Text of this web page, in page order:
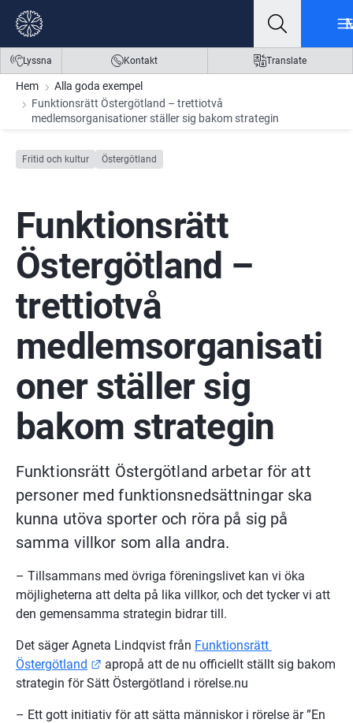
Gå till innehåll
Gå till meny
Gå till sidfot
Lyssna Kontakt Translate
Hem
Alla goda exempel
Funktionsrätt Östergötland – trettiotvå
medlemsorganisationer ställer sig bakom strategin
Fritid och kultur Östergötland
Funktionsrätt
Östergötland –
trettiotvå
medlemsorganisati
oner ställer sig
bakom strategin
Funktionsrätt Östergötland arbetar för att
personer med funktionsnedsättningar ska
kunna utöva sporter och röra på sig på
samma villkor som alla andra.
– Tillsammans med övriga föreningslivet kan vi öka
möjligheterna att delta på lika villkor, och det tycker vi att
den gemensamma strategin bidrar till.
Det säger Agneta Lindqvist från Funktionsrätt
Östergötland
Länk till annan webbplats.
apropå att de nu officiellt ställt sig bakom
strategin för Sätt Östergötland i rörelse.nu
– Ett gott initiativ för att sätta människor i rörelse är ”En